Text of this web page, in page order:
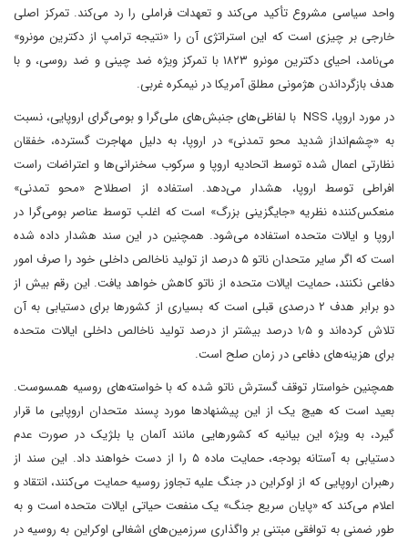
واحد سیاسی مشروع تأکید می‌کند و تعهدات فراملی را رد می‌کند. تمرکز اصلی
خارجی بر چیزی است که این استراتژی آن را «نتیجه ترامپ از دکترین مونرو»
می‌نامد، احیای دکترین مونرو ۱۸۲۳ با تمرکز ویژه ضد چینی و ضد روسی، و با
هدف بازگرداندن هژمونی مطلق آمریکا در نیمکره غربی.
در مورد اروپا، NSS با لفاظی‌های جنبش‌های ملی‌گرا و بومی‌گرای اروپایی، نسبت
به «چشم‌انداز شدید محو تمدنی» در اروپا، به دلیل مهاجرت گسترده، خفقان
نظارتی اعمال شده توسط اتحادیه اروپا و سرکوب سخنرانی‌ها و اعتراضات راست
افراطی توسط اروپا، هشدار می‌دهد. استفاده از اصطلاح «محو تمدنی»
منعکس‌کننده نظریه «جایگزینی بزرگ» است که اغلب توسط عناصر بومی‌گرا در
اروپا و ایالات متحده استفاده می‌شود. همچنین در این سند هشدار داده شده
است که اگر سایر متحدان ناتو ۵ درصد از تولید ناخالص داخلی خود را صرف امور
دفاعی نکنند، حمایت ایالات متحده از ناتو کاهش خواهد یافت. این رقم بیش از
دو برابر هدف ۲ درصدی قبلی است که بسیاری از کشورها برای دستیابی به آن
تلاش کرده‌اند و ۱٫۵ درصد بیشتر از درصد تولید ناخالص داخلی ایالات متحده
برای هزینه‌های دفاعی در زمان صلح است.
همچنین خواستار توقف گسترش ناتو شده که با خواسته‌های روسیه همسوست.
بعید است که هیچ یک از این پیشنهادها مورد پسند متحدان اروپایی ما قرار
گیرد، به ویژه این بیانیه که کشورهایی مانند آلمان یا بلژیک در صورت عدم
دستیابی به آستانه بودجه، حمایت ماده ۵ را از دست خواهند داد. این سند از
رهبران اروپایی که از اوکراین در جنگ علیه تجاوز روسیه حمایت می‌کنند، انتقاد و
اعلام می‌کند که «پایان سریع جنگ» یک منفعت حیاتی ایالات متحده است و به
طور ضمنی به توافقی مبتنی بر واگذاری سرزمین‌های اشغالی اوکراین به روسیه در